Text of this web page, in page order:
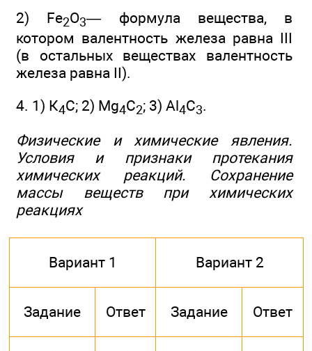
2) Fe2O3— формула вещества, в
котором валентность железа равна III
(в остальных веществах валентность
железа равна II).
4. 1) К4С; 2) Mg4C2; 3) Аl4С3.
Физические и химические явления.
Условия и признаки протекания
химических реакций. Сохранение
массы веществ при химических
реакциях
Вариант 1 Вариант 2
Задание Ответ Задание Ответ